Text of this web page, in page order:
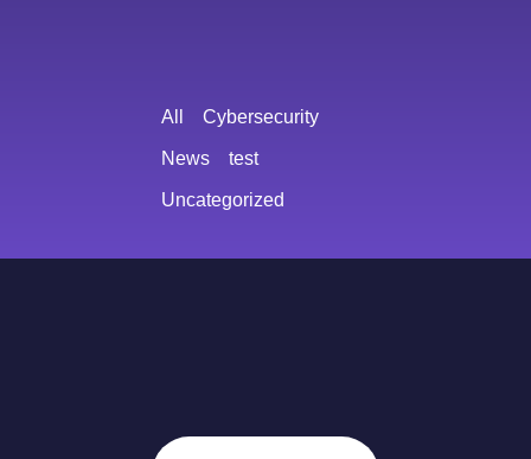
Cybersecurity
News test
Uncategorized
All